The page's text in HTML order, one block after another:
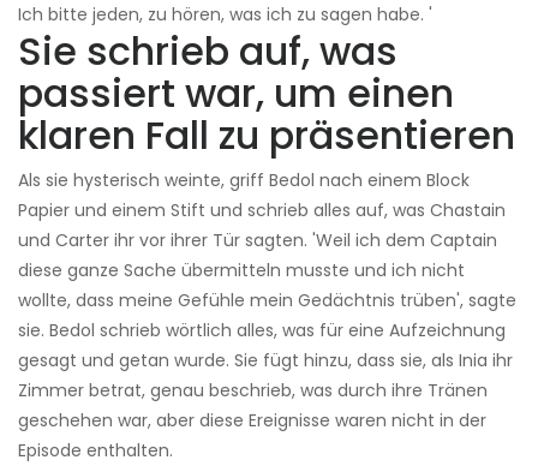
Ich bitte jeden, zu hören, was ich zu sagen habe. '
Sie schrieb auf, was
passiert war, um einen
klaren Fall zu präsentieren
Als sie hysterisch weinte, griff Bedol nach einem Block
Papier und einem Stift und schrieb alles auf, was Chastain
und Carter ihr vor ihrer Tür sagten. 'Weil ich dem Captain
diese ganze Sache übermitteln musste und ich nicht
wollte, dass meine Gefühle mein Gedächtnis trüben', sagte
sie. Bedol schrieb wörtlich alles, was für eine Aufzeichnung
gesagt und getan wurde. Sie fügt hinzu, dass sie, als Inia ihr
Zimmer betrat, genau beschrieb, was durch ihre Tränen
geschehen war, aber diese Ereignisse waren nicht in der
Episode enthalten.